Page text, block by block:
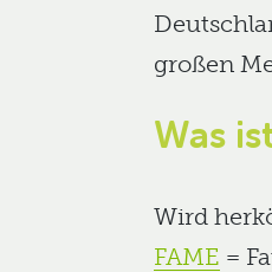
großen
Was
Wird
FAME =